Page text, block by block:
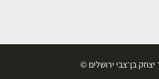
יצחק בן־צבי ירושלים ©